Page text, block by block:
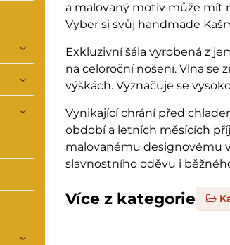
a malovaný motiv může mít
Vyber si svůj handmade
Exkluzivní šála vyrobená z
na celoroční nošení. Vlna se
výškách. Vyznačuje se
Vynikající chrání před
období a letních měsících
malovanému designovému
slavnostního oděvu i
Více z kategorie